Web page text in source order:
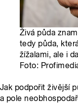
Živá půda
tedy půda,
žížalami, ale i
Foto:
Jak podpořit živější
a pole